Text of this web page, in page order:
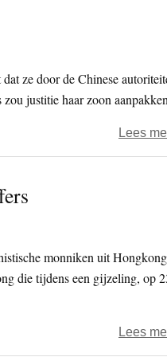
ze door de Chinese
justitie haar zoon
Lees
monniken uit
die tijdens een gijzeling, op
Lees